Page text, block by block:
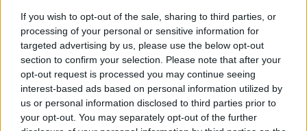
If you wish to opt-out of the sale, sharing to third parties, or
processing of your personal or sensitive information for
targeted advertising by us, please use the below opt-out
section to confirm your selection. Please note that after your
opt-out request is processed you may continue seeing
interest-based ads based on personal information utilized by
us or personal information disclosed to third parties prior to
your opt-out. You may separately opt-out of the further
εγκληματικότητας. Προσωπικά, έχω
διαχειριστεί στηΘεσσαλονίκη αντίστοιχη
περίπτωση με αυτήν του κοριτσιού στον
Κολωνό και δεν το έμαθε κανείς, ενώ η
12χρονη στην Αθήνα κυριολεκτικά
διαπομπεύθηκε. Επίσης, να αναφέρω ως